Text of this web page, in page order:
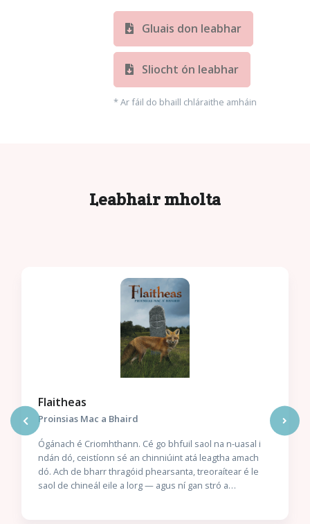
Gluais don leabhar
Sliocht ón leabhar
* Ar fáil do bhaill chláraithe amháin
Leabhair mholta
Flaitheas
Proinsias Mac a Bhaird
Ógánach é Criomhthann. Cé go bhfuil saol na n-uasal i
ndán dó, ceistíonn sé an chinniúint atá leagtha amach
dó. Ach de bharr thragóid phearsanta, treoraítear é le
saol de chineál eile a lorg — agus ní gan stró a